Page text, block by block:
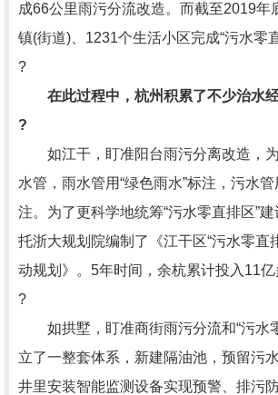
成66公里雨污分流改造。而截至2019年
镇(街道)、1231个生活小区完成“污水零
?
在此过程中，杭州积累了不少治水经
?
如江干，盯准阳台雨污分离改造，
水管，雨水管用“绿色雨水”标注，污水管
注。为了更科学地统筹“污水零直排区”
托浙大规划院编制了《江干区“污水零直
动规划》。5年时间，余杭累计投入11亿
?
如拱墅，盯准商街雨污分流和“污水
立了一整套体系，新建隔油池，预留污
井里安装智能监测设备实现预警、排污